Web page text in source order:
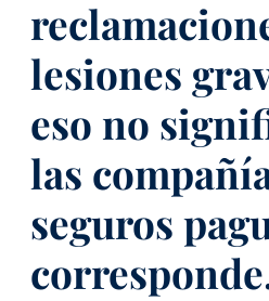
lesiones
eso no
las
seguros